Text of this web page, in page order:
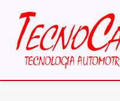
contenido